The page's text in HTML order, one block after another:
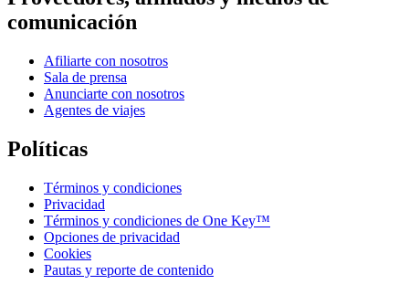
comunicación
Afiliarte con nosotros
Sala de prensa
Anunciarte con nosotros
Agentes de viajes
Políticas
Términos y condiciones
Privacidad
Términos y condiciones de One Key™
Opciones de privacidad
Cookies
Pautas y reporte de contenido